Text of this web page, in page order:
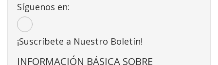
Síguenos en:
¡Suscríbete a Nuestro Boletín!
INFORMACIÓN BÁSICA SOBRE